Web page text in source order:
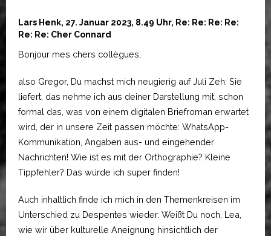
Lars Henk, 27. Januar 2023, 8.49 Uhr, Re: Re: Re: Re:
Re: Re: Cher Connard
Bonjour mes chers collègues,
also Gregor, Du machst mich neugierig auf Juli Zeh: Sie
liefert, das nehme ich aus deiner Darstellung mit, schon
formal das, was von einem digitalen Briefroman erwartet
wird, der in unsere Zeit passen möchte: WhatsApp-
Kommunikation, Angaben aus- und eingehender
Nachrichten! Wie ist es mit der Orthographie? Kleine
Tippfehler? Das würde ich super finden!
Auch inhaltlich finde ich mich in den Themenkreisen im
Unterschied zu Despentes wieder. Weißt Du noch, Lea,
wie wir über kulturelle Aneignung hinsichtlich der